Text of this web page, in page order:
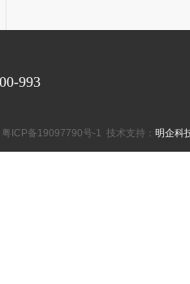
993
粤ICP备19097790号-1 技术支持： 明企科